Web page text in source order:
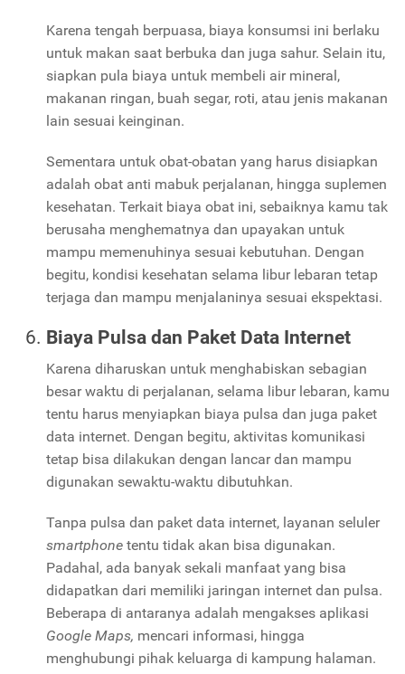
Karena tengah berpuasa, biaya konsumsi ini berlaku
untuk makan saat berbuka dan juga sahur. Selain itu,
siapkan pula biaya untuk membeli air mineral,
makanan ringan, buah segar, roti, atau jenis makanan
lain sesuai keinginan.
Sementara untuk obat-obatan yang harus disiapkan
adalah obat anti mabuk perjalanan, hingga suplemen
kesehatan. Terkait biaya obat ini, sebaiknya kamu tak
berusaha menghematnya dan upayakan untuk
mampu memenuhinya sesuai kebutuhan. Dengan
begitu, kondisi kesehatan selama libur lebaran tetap
terjaga dan mampu menjalaninya sesuai ekspektasi.
Biaya Pulsa dan Paket Data Internet
Karena diharuskan untuk menghabiskan sebagian
besar waktu di perjalanan, selama libur lebaran, kamu
tentu harus menyiapkan biaya pulsa dan juga paket
data internet. Dengan begitu, aktivitas komunikasi
tetap bisa dilakukan dengan lancar dan mampu
digunakan sewaktu-waktu dibutuhkan.
Tanpa pulsa dan paket data internet, layanan seluler
smartphone tentu tidak akan bisa digunakan.
Padahal, ada banyak sekali manfaat yang bisa
didapatkan dari memiliki jaringan internet dan pulsa.
Beberapa di antaranya adalah mengakses aplikasi
Google Maps, mencari informasi, hingga
menghubungi pihak keluarga di kampung halaman.